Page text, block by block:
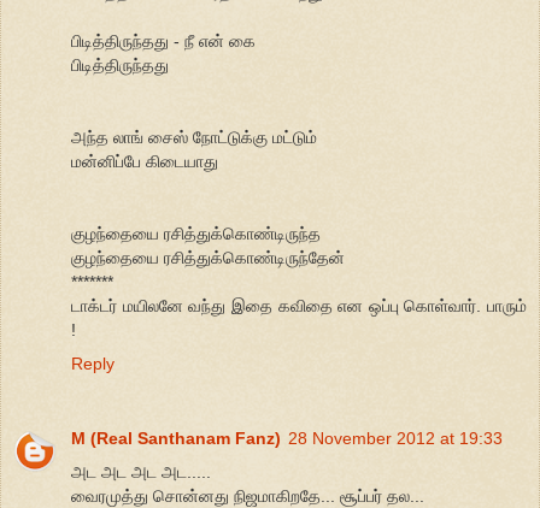
பிடித்திருந்தது - நீ என் கை
பிடித்திருந்தது
அந்த லாங் சைஸ் நோட்டுக்கு மட்டும்
மன்னிப்பே கிடையாது
குழந்தையை ரசித்துக்கொண்டிருந்த
குழந்தையை ரசித்துக்கொண்டிருந்தேன்
*******
டாக்டர் மயிலனே வந்து இதை கவிதை என ஒப்பு கொள்வார். பாரும்
!
Reply
M (Real Santhanam Fanz) 28 November 2012 at 19:33
அட அட அட அட.....
வைரமுத்து சொன்னது நிஜமாகிறதே... சூப்பர் தல...